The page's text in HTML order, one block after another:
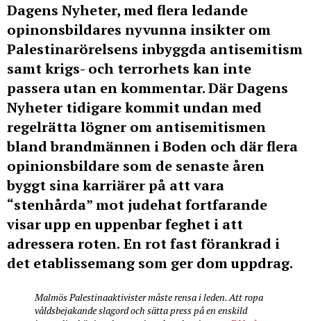
Dagens Nyheter, med flera ledande
opinonsbildares nyvunna insikter om
Palestinarörelsens inbyggda antisemitism
samt krigs- och terrorhets kan inte
passera utan en kommentar. Där Dagens
Nyheter tidigare kommit undan med
regelrätta lögner om antisemitismen
bland brandmännen i Boden och där flera
opinionsbildare som de senaste åren
byggt sina karriärer på att vara
“stenhårda” mot judehat fortfarande
visar upp en uppenbar feghet i att
adressera roten. En rot fast förankrad i
det etablissemang som ger dom uppdrag.
Malmös Palestinaaktivister måste rensa i leden. Att ropa
våldsbejakande slagord och sätta press på en enskild